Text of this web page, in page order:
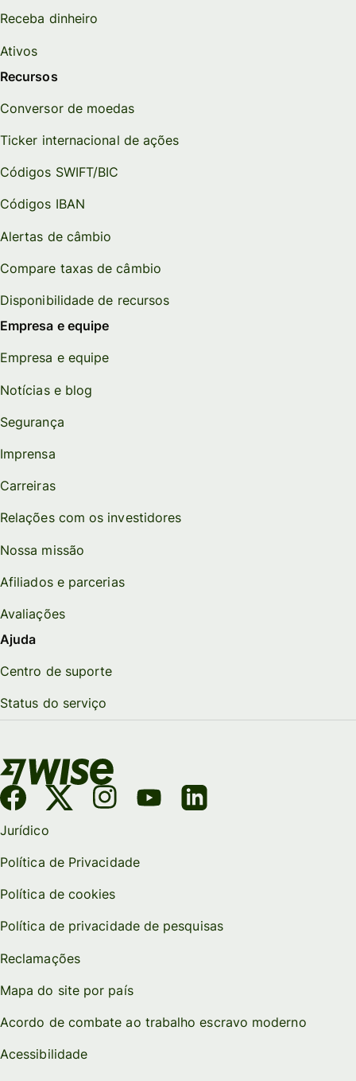
Receba dinheiro
Ativos
Recursos
Conversor de moedas
Ticker internacional de ações
Códigos SWIFT/BIC
Códigos IBAN
Alertas de câmbio
Compare taxas de câmbio
Disponibilidade de recursos
Empresa e equipe
Empresa e equipe
Notícias e blog
Segurança
Imprensa
Carreiras
Relações com os investidores
Nossa missão
Afiliados e parcerias
Avaliações
Ajuda
Centro de suporte
Status do serviço
Jurídico
Política de Privacidade
Política de cookies
Política de privacidade de pesquisas
Reclamações
Mapa do site por país
Acordo de combate ao trabalho escravo moderno
Acessibilidade